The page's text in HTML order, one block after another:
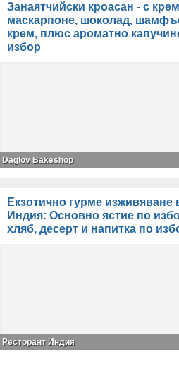
Занаятчийски кроасан - с
маскарпоне, шоколад,
крем, плюс ароматно
избор
Daglov Bakeshop
Екзотично гурме изживяване
Индия: Основно ястие по
хляб, десерт и напитка по
Ресторант Индия